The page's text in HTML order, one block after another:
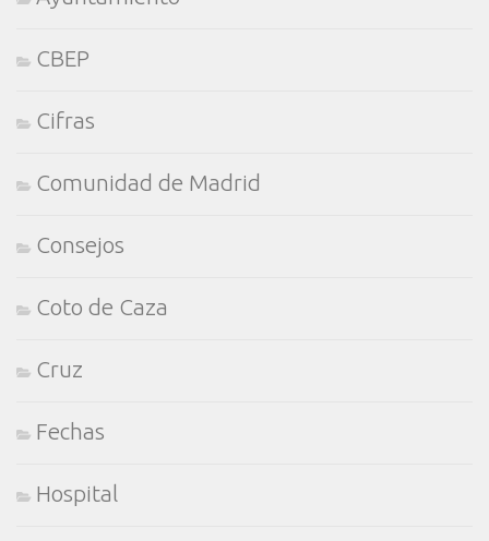
CBEP
Cifras
Comunidad de Madrid
Consejos
Coto de Caza
Cruz
Fechas
Hospital